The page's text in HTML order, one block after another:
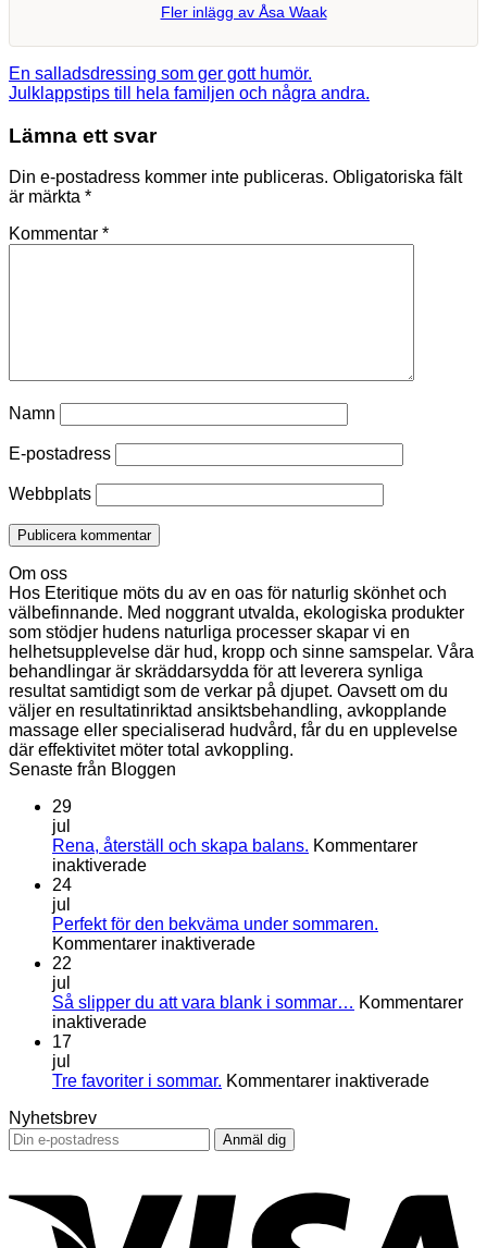
Fler inlägg av Åsa Waak
En salladsdressing som ger gott humör.
Julklappstips till hela familjen och några andra.
Lämna ett svar
Din e-postadress kommer inte publiceras. Obligatoriska fält
är märkta *
Kommentar *
Namn
E-postadress
Webbplats
Om oss
Hos Eteritique möts du av en oas för naturlig skönhet och
välbefinnande. Med noggrant utvalda, ekologiska produkter
som stödjer hudens naturliga processer skapar vi en
helhetsupplevelse där hud, kropp och sinne samspelar. Våra
behandlingar är skräddarsydda för att leverera synliga
resultat samtidigt som de verkar på djupet. Oavsett om du
väljer en resultatinriktad ansiktsbehandling, avkopplande
massage eller specialiserad hudvård, får du en upplevelse
där effektivitet möter total avkoppling.
Senaste från Bloggen
29
jul
Rena, återställ och skapa balans. Kommentarer
inaktiveradeför
och
skapa
24
jul
Perfekt för den bekväma under sommaren.
Kommentarer inaktiveradeför
den
22
jul
Så slipper du att vara blank i sommar… Kommentarer
inaktiveradeför
du
17
jul
Tre favoriter i sommar. Kommentarer inaktiveradeför
Nyhetsbrev